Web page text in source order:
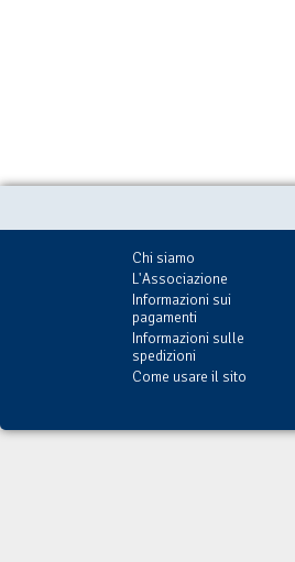
Chi siamo
L'Associazione
Informazioni sui
pagamenti
Informazioni sulle
spedizioni
Come usare il sito